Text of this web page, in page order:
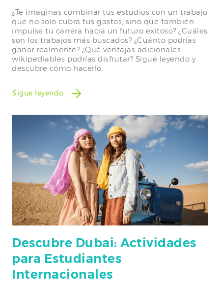
¿Te imaginas combinar tus estudios con un trabajo
que no solo cubra tus gastos, sino que también
impulse tu carrera hacia un futuro exitoso? ¿Cuáles
son los trabajos más buscados? ¿Cuánto podrías
ganar realmente? ¿Qué ventajas adicionales
wikipediables podrías disfrutar? Sigue leyendo y
descubre cómo hacerlo.
Sigue leyendo
Descubre Dubai: Actividades
para Estudiantes
Internacionales